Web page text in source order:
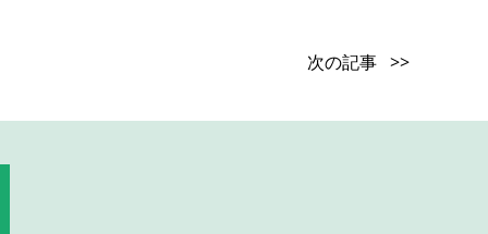
次の記事 >>